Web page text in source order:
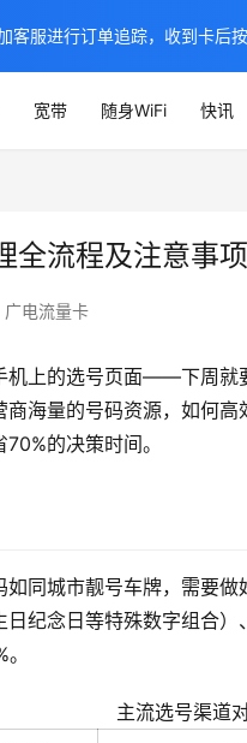
宽带 随身WiFi 快讯
全流程及注意事项
广电流量卡
机上的选号页面——下周就
海量的号码资源，如何高
的决策时间。
同城市靓号车牌，需要做
日纪念日等特殊数字组合）、
主流选号渠道
服进行订单追踪，收到卡后